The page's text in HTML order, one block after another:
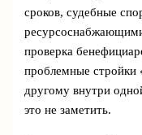
сроков, судебные
проверка
проблемные стройки
другому внутри
это не заметить.